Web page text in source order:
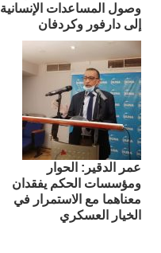
وصول المساعدات الإنسانية
إلى دارفور وكردفان
عمر الدقير: الحوار
ومؤسسات الحكم يفقدان
معناهما مع الاستمرار في
الخيار العسكري